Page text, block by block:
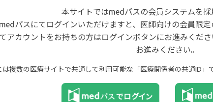
リン酸化
す。この
伝達を仲
本サイトではmedパスの会員システムを採
medパスにてログインいただけますと、医師向けの会員限定
アカウントをお持ちの方はログインボタンにお進みくだ
お進みください。
複数の医療サイトで共通して利用可能な「医療関係者の共通ID」で